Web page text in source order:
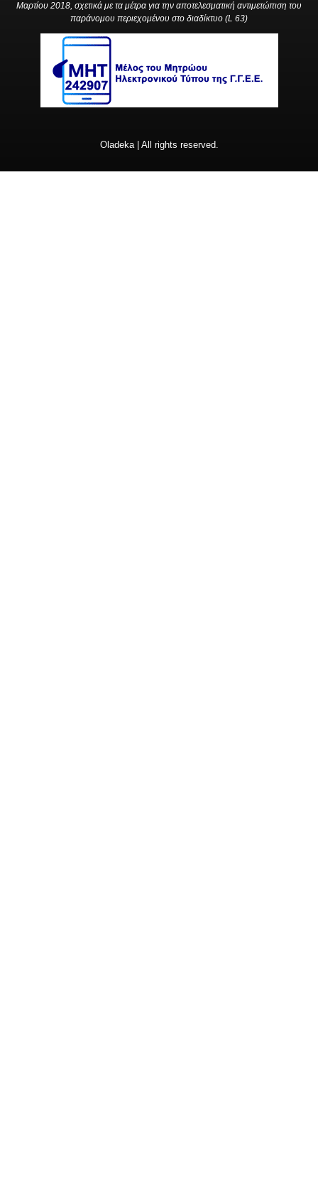
Μαρτίου 2018, σχετικά με τα μέτρα για την αποτελεσματική αντιμετώπιση του
παράνομου περιεχομένου στο διαδίκτυο (L 63)
Oladeka | All rights reserved.